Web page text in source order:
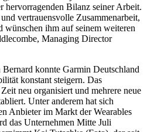
hervorragenden Bilanz seiner Arbeit.
vertrauensvolle Zusammenarbeit,
wünschen ihm auf seinem weiteren
Managing Director
konnte Garmin Deutschland
konstant steigern. Das
neu organisiert und mehrere neue
Unter anderem hat sich
Anbieter im Markt der Wearables
das Unternehmen Mitte Juli